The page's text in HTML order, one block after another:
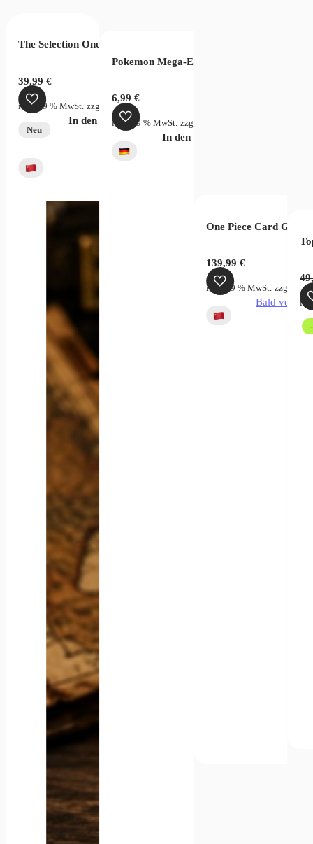
Card Game – Fusion World Rivals Clash FB06
The Selection One Piece Wanted Bag
39,99€
inkl. 19 % MwSt. zzgl. Versandkosten
In den Warenkorb
Neu
Pokemon Mega-Entwicklung Dunkelnacht
6,99€
inkl. 19 % MwSt. zzgl.
In den Warenkorb
One Piece Card
139,99 €
inkl. 19 % MwSt. zzgl.
Bald